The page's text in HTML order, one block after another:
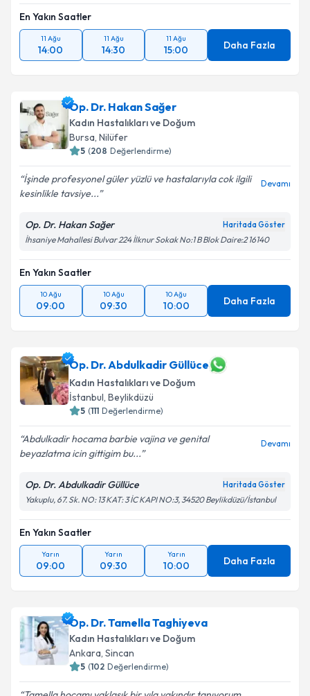
En Yakın Saatler
11 Ağu
14:00
11 Ağu
14:30
11 Ağu
15:00 Daha Fazla
Op. Dr. Hakan Sağer
Kadın Hastalıkları ve Doğum
Bursa, Nilüfer
5 (208 Değerlendirme)
İşinde profesyonel güler yüzlü ve hastalarıyla cok ilgili
kesinlikle tavsiye...
Devamı
Op. Dr. Hakan Sağer Haritada Göster
İhsaniye Mahallesi Bulvar 224 İlknur Sokak No:1 B Blok Daire:2 16140
En Yakın Saatler
10 Ağu
09:00
10 Ağu
09:30
10 Ağu
10:00 Daha Fazla
Op. Dr. Abdulkadir Güllüce
Kadın Hastalıkları ve Doğum
İstanbul, Beylikdüzü
5 (111 Değerlendirme)
Abdulkadir hocama barbie vajina ve genital
beyazlatma icin gittigim bu...
Devamı
Op. Dr. Abdulkadir Güllüce Haritada Göster
Yakuplu, 67. Sk. NO: 13 KAT: 3 İC KAPI NO:3, 34520 Beylikdüzü/İstanbul
En Yakın Saatler
Yarın
09:00
Yarın
09:30
Yarın
10:00 Daha Fazla
Op. Dr. Tamella Taghiyeva
Kadın Hastalıkları ve Doğum
Ankara, Sincan
5 (102 Değerlendirme)